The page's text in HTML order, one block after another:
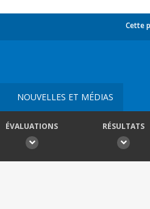
Cette
NOUVELLES ET MÉDIAS
ÉVALUATIONS RÉSULTATS